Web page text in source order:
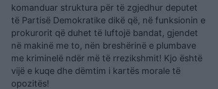
komanduar struktura për të zgjedhur deputet
të Partisë Demokratike dikë që, në funksionin e
prokurorit që duhet të luftojë bandat, gjendet
në makinë me to, nën breshërinë e plumbave
me kriminelë ndër më të rrezikshmit! Kjo është
vijë e kuqe dhe dëmtim i kartës morale të
opozitës!